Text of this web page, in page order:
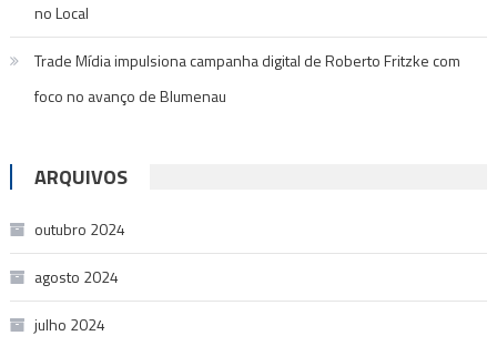
no Local
Trade Mídia impulsiona campanha digital de Roberto Fritzke com
foco no avanço de Blumenau
ARQUIVOS
outubro 2024
agosto 2024
julho 2024